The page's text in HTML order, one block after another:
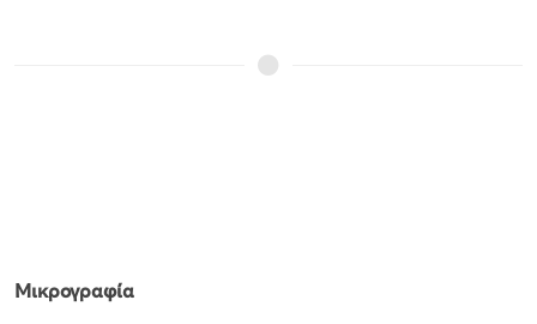
Μικρογραφία